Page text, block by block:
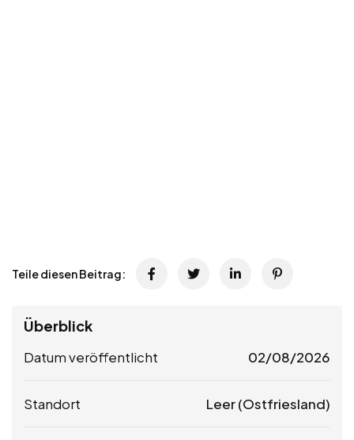
Teile diesen Beitrag:
Überblick
Datum veröffentlicht 02/08/2026
Standort Leer (Ostfriesland)